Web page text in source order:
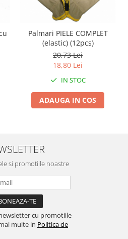
-
Palmari PIELE COMPLET
(elastic) (12pcs)
20,73 Lei
18,80 Lei
IN STOC
ADAUGA IN COS
si promotiile noastre
cu promotiile
multe in Politica de